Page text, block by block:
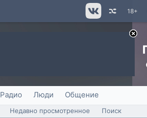
18+
Радио Люди Общение
Недавно просмотренное Поиск